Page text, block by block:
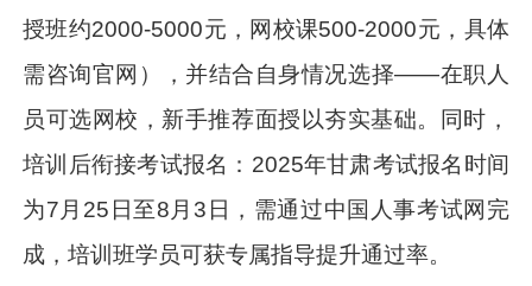
授班约2000-5000元，网校课500-2000元，具体
需咨询官网），并结合自身情况选择——在职人
员可选网校，新手推荐面授以夯实基础。同时，
培训后衔接考试报名：2025年甘肃考试报名时间
为7月25日至8月3日，需通过中国人事考试网完
成，培训班学员可获专属指导提升通过率。